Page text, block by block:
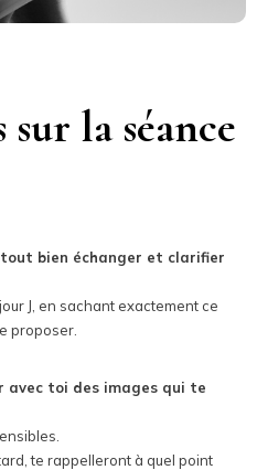
la séance
tout bien échanger et clarifier
J, en sachant exactement ce
proposer.
avec toi des images qui te
te rappelleront à quel point